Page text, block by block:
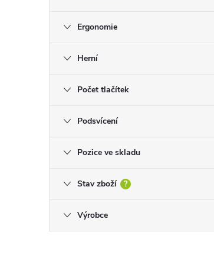
Ergonomie
Herní
Počet tlačítek
Podsvícení
Pozice ve skladu
Stav zboží ?
Výrobce